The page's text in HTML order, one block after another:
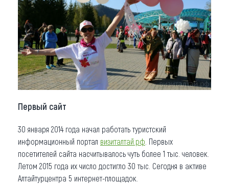
Первый сайт
30 января 2014 года начал работать туристский
информационный портал визиталтай.рф . Первых
посетителей сайта насчитывалось чуть более 1 тыс. человек.
Летом 2015 года их число достигло 30 тыс. Сегодня в активе
Алтайтурцентра 5 интернет-площадок.